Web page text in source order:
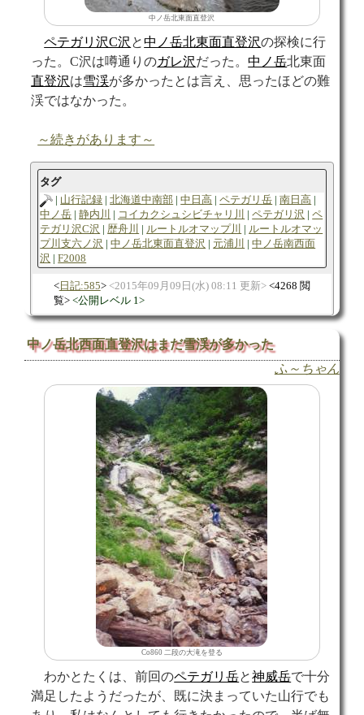
中ノ岳北東面直登沢
ペテガリ沢C沢 と中ノ岳北東面直登沢の探検に行
った。C沢は噂通りのガレ沢だった。中ノ岳北東面
直登沢は雪渓が多かったとは言え、思ったほどの難
渓ではなかった。
～続きがあります～
タグ
山行記録
北海道中南部 中日高 ペテガリ岳
南日高
中ノ岳
静内川 コイカクシュシビチャリ川 ペテガリ沢
ペ
テガリ沢C沢
歴舟川 ルートルオマップ川
ルートルオマッ
プ川支六ノ沢
中ノ岳北東面直登沢 元浦川
中ノ岳南西面
沢
F2008
日記:585 2015年09月09日(水) 08:11 更新
4268 閲
覧
公開レベル 1
中ノ岳北西面直登沢はまだ雪渓が多かった
ふ～ちゃん
Co860 二段の大滝を登る
わかとたくは、前回のペテガリ岳と神威岳で十分
満足したようだったが、既に決まっていた山行でも